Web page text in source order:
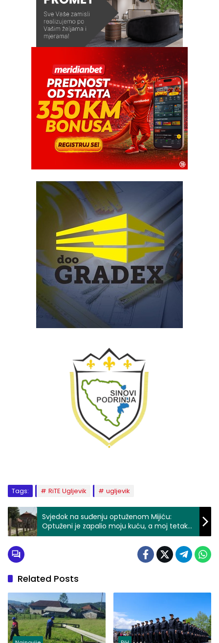
Tags: RiTE Ugljevik ugljevik
Svjedok na suđenju optuženom Mijiću:
Optuženi je zapalio moju kuću, a moj tetak
ga je gledao kako to radi
Related Posts